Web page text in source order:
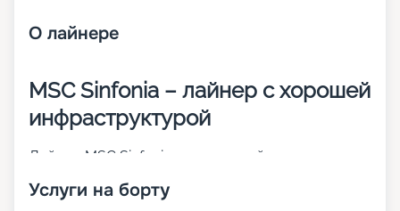
О лайнере
MSC Sinfonia – лайнер с хорошей
инфраструктурой
Лайнер MSC Sinfonia – это второй из круизных
построен во Франции в 2001 году. В 2015-м
Услуги на борту